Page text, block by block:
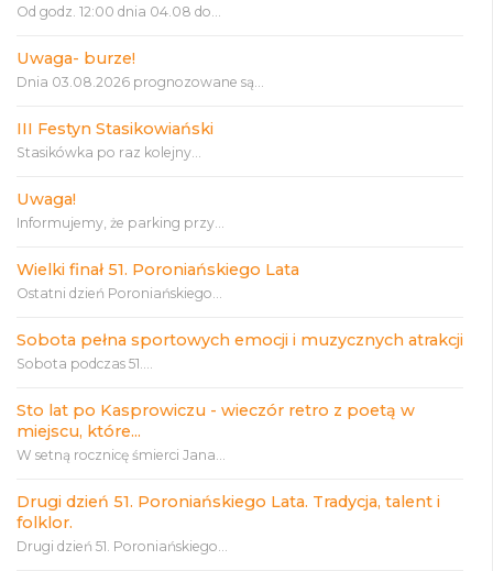
Od godz. 12:00 dnia 04.08 do...
Uwaga- burze!
Dnia 03.08.2026 prognozowane są...
III Festyn Stasikowiański
Stasikówka po raz kolejny...
Uwaga!
Informujemy, że parking przy...
Wielki finał 51. Poroniańskiego Lata
Ostatni dzień Poroniańskiego...
Sobota pełna sportowych emocji i muzycznych atrakcji
Sobota podczas 51....
Sto lat po Kasprowiczu - wieczór retro z poetą w
miejscu, które...
W setną rocznicę śmierci Jana...
Drugi dzień 51. Poroniańskiego Lata. Tradycja, talent i
folklor.
Drugi dzień 51. Poroniańskiego...